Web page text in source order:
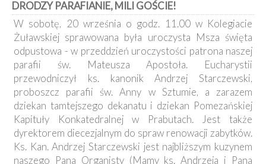
Kancelaria
Galeria
Dekanat
Nowy
Kapituła
Kolegiacka
Duszpasterze
Polecane
strony
DRODZY PARAFIANIE, MILI GOŚCIE!
W sobotę, 20 września o godz. 11.00 w Kolegiacie
Żuławskiej sprawowana była uroczysta Msza święta
odpustowa - w przeddzień uroczystości patrona naszej
parafii św. Mateusza Apostoła. Eucharystii
przewodniczył ks. kanonik Andrzej Starczewski,
proboszcz parafii św. Anny w Sztumie, a zarazem
dziekan tamtejszego dekanatu i dziekan Pomezańskiej
Kapituły Konkatedralnej w Prabutach. Jest także
dyrektorem diecezjalnym do spraw renowacji zabytków.
Ks. Kan. Andrzej Starczewski jest najbliższym kuzynem
naszego Pana Organisty (Mamy ks. Andrzeja i Pana